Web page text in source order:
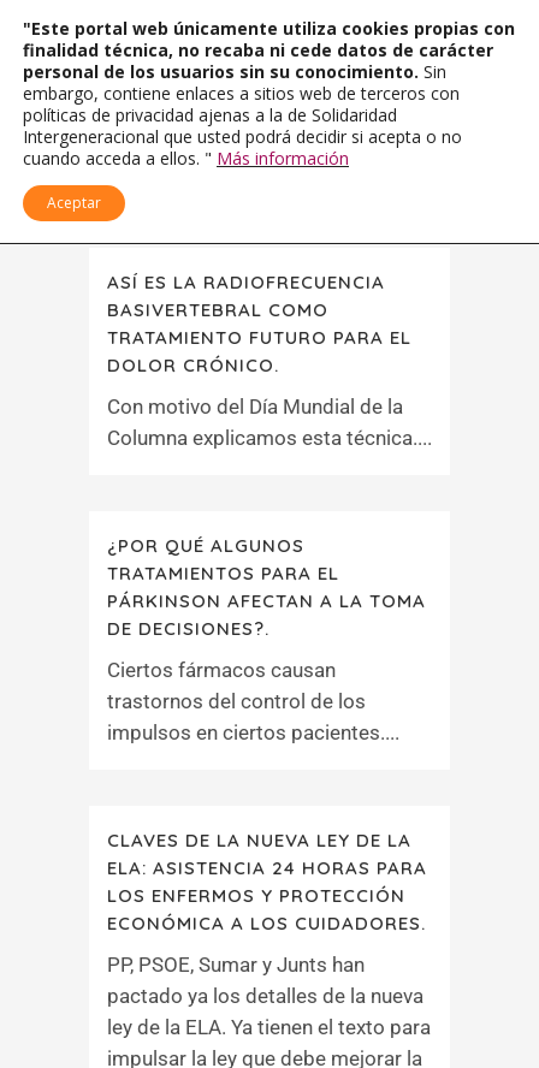
ASÍ ES LA RADIOFRECUENCIA
BASIVERTEBRAL COMO
TRATAMIENTO FUTURO PARA EL
DOLOR CRÓNICO.
Con motivo del Día Mundial de la
Columna explicamos esta técnica....
¿POR QUÉ ALGUNOS
TRATAMIENTOS PARA EL
PÁRKINSON AFECTAN A LA TOMA
DE DECISIONES?.
Ciertos fármacos causan
trastornos del control de los
impulsos en ciertos pacientes....
CLAVES DE LA NUEVA LEY DE LA
ELA: ASISTENCIA 24 HORAS PARA
LOS ENFERMOS Y PROTECCIÓN
ECONÓMICA A LOS CUIDADORES.
PP, PSOE, Sumar y Junts han
pactado ya los detalles de la nueva
ley de la ELA. Ya tienen el texto para
impulsar la ley que debe mejorar la
"Este portal web únicamente utiliza cookies propias con
finalidad técnica, no recaba ni cede datos de carácter
personal de los usuarios sin su conocimiento. Sin
embargo, contiene enlaces a sitios web de terceros con
políticas de privacidad ajenas a la de Solidaridad
Intergeneracional que usted podrá decidir si acepta o no
cuando acceda a ellos. " Más información
Aceptar